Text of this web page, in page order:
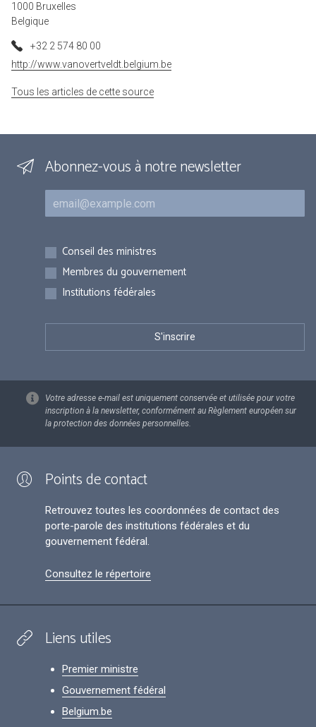
1000 Bruxelles
Belgique
+32 2 574 80 00
http://www.vanovertveldt.belgium.be
Tous les articles de cette source
Abonnez-vous à notre newsletter
Courriel
Inscriptions
Conseil des ministres
Membres du gouvernement
Institutions fédérales
Votre adresse e-mail est uniquement conservée et utilisée pour votre
inscription à la newsletter, conformément au Règlement européen sur
la protection des données personnelles.
Points de contact
Retrouvez toutes les coordonnées de contact des
porte-parole des institutions fédérales et du
gouvernement fédéral.
Consultez le répertoire
Liens utiles
Premier ministre
Gouvernement fédéral
Belgium.be